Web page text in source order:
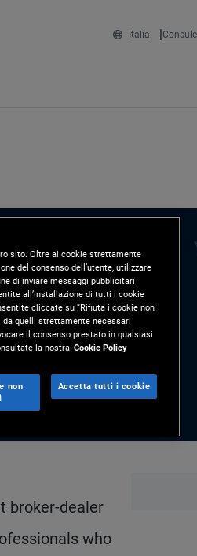
Italia
broker-dealer
who
sito. Oltre ai cookie strettamente
del consenso dell’utente, utilizzare
di inviare messaggi pubblicitari
all’installazione di tutti i cookie
cliccate su “Rifiuta i cookie non
quelli strettamente necessari
il consenso prestato in qualsiasi
la nostra Cookie Policy
non
Accetta tutti i cookie